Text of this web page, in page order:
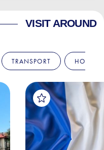
VISIT AROUND
TRANSPORT